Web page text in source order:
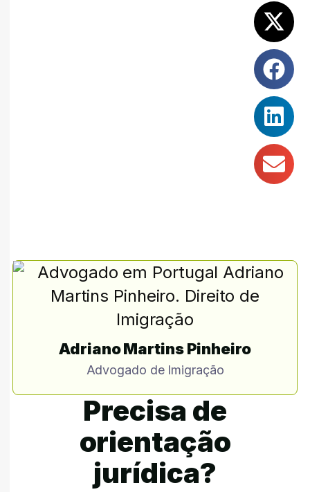
Adriano Martins Pinheiro
Advogado de Imigração
Precisa de
orientação
jurídica?